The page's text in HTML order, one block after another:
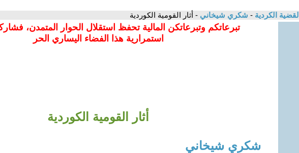
القضية الكردية - شكري شيخاني - أثار القومية الكوردية
تبرعاتكم وتبرعاتكن المالية تحفظ استقلال الحوار المتمدن،
استمرارية هذا الفضاء اليساري الحر
أثار القومية الكوردية
شكري شيخاني